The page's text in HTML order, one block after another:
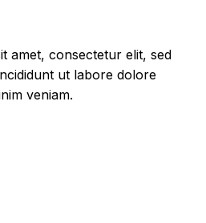
amet, consectetur elit, sed
ut labore dolore
veniam.